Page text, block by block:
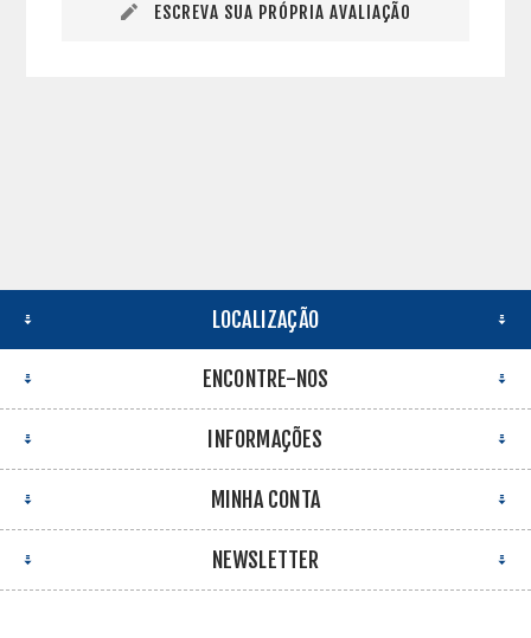
ESCREVA SUA PRÓPRIA AVALIAÇÃO
LOCALIZAÇÃO
ENCONTRE-NOS
INFORMAÇÕES
MINHA CONTA
NEWSLETTER